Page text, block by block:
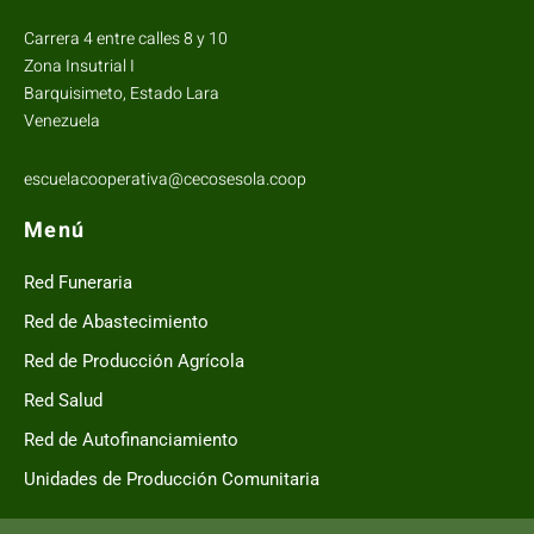
Carrera 4 entre calles 8 y 10
Zona Insutrial I
Barquisimeto, Estado Lara
Venezuela
escuelacooperativa@cecosesola.coop
Menú
Red Funeraria
Red de Abastecimiento
Red de Producción Agrícola
Red Salud
Red de Autofinanciamiento
Unidades de Producción Comunitaria